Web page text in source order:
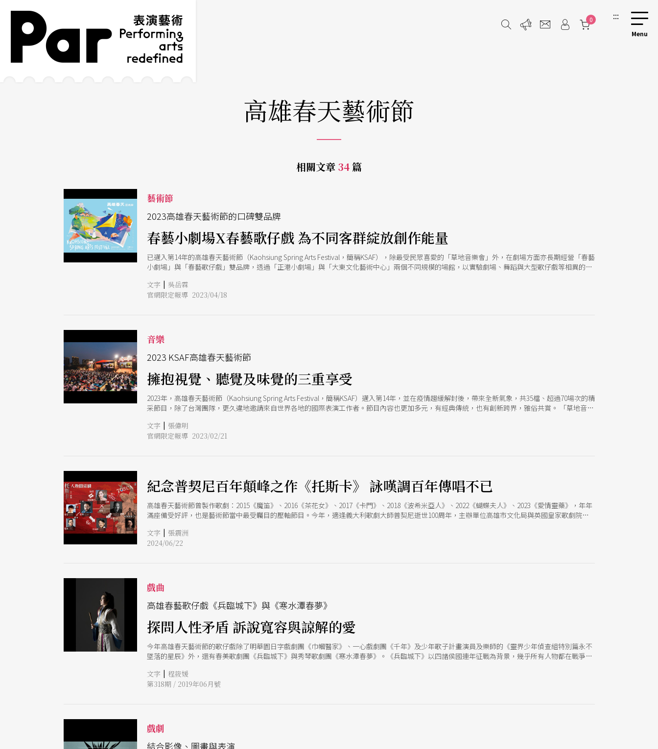
跳到主要內容區塊
網站導覽
0 :::
高雄春天藝術節
相關文章 34篇
藝術節
2023高雄春天藝術節的口碑雙品牌
春藝小劇場X春藝歌仔戲 為不同客群綻放創作能量
已邁入第14年的高雄春天藝術節（Kaohsiung Spring Arts Festival，簡稱KSAF），除最受民眾喜愛的「草地音樂會」外，在劇場方面亦長期經營「春藝
小劇場」與「春藝歌仔戲」雙品牌，透過「正港小劇場」與「大東文化藝術中心」兩個不同規模的場館，以實驗劇場、舞蹈與大型歌仔戲等相異的劇
文字 | 吳岳霖
官網限定報導 2023/04/18
音樂
2023 KSAF高雄春天藝術節
擁抱視覺、聽覺及味覺的三重享受
2023年，高雄春天藝術節（Kaohsiung Spring Arts Festival，簡稱KSAF）邁入第14年，並在疫情趨緩解封後，帶來全新氣象，共35檔、超過70場次的精
采節目，除了台灣團隊，更久違地邀請來自世界各地的國際表演工作者。節目內容也更加多元，有經典傳統，也有創新跨界，雅俗共賞。 「草地音樂
場的《臥虎藏龍電影與二胡協奏曲》，以電影片段搭配現場樂團演出，頗受好評，開創台灣影音音樂會之歷史，可說是後續KSAF每年人氣高居不下、
造成搶票風潮的代表性節目之前身。今年高雄市交響樂團將在3月初帶來兩檔4個場次的草地音樂會，有全版電影的《史瑞克2》及100部台灣電影精華
文字 | 張偉明
官網限定報導 2023/02/21
紀念普契尼百年顛峰之作《托斯卡》 詠嘆調百年傳唱不已
高雄春天藝術節曾製作歌劇：2015《魔笛》、2016《茶花女》、2017《卡門》、2018《波希米亞人》、2022《蝴蝶夫人》、2023《愛情靈藥》，年年
滿座備受好評，也是藝術節當中最受矚目的壓軸節目。今年，適逢義大利歌劇大師普契尼逝世100周年，主辦單位高雄市文化局與英國皇家歌劇院、
樂團及國內外知名製作團隊與聲樂家於6月28日及30日在衛武營歌劇院演出二場。
文字 | 張震洲
2024/06/22
戲曲
高雄春藝歌仔戲《兵臨城下》與《寒水潭春夢》
探問人性矛盾 訴說寬容與諒解的愛
今年高雄春天藝術節的歌仔戲除了明華園日字戲劇團《巾幗醫家》、一心戲劇團《千年》及少年歌子計畫演員及樂師的《靈界少年偵查組特別篇永不
墜落的星辰》外，還有春美歌劇團《兵臨城下》與秀琴歌劇團《寒水潭春夢》。《兵臨城下》以四諸侯國連年征戰為背景，幾乎所有人物都在戰爭中
文字 | 程筱媛
第318期 / 2019年06月號
戲劇
結合影像、圖畫與表演